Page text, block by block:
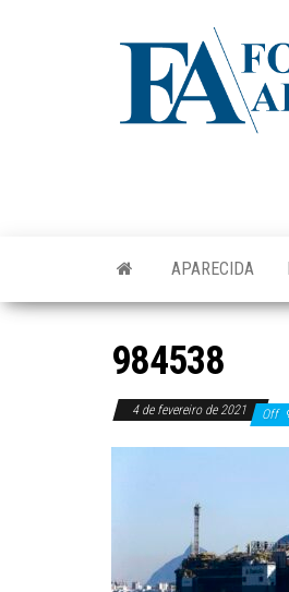
APARECIDA
984538
4 de fevereiro de 2021 Off